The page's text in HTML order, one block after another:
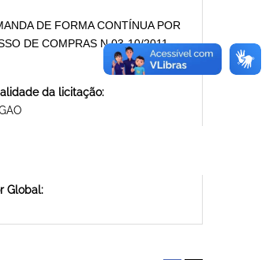
DE FORMA CONTÍNUA POR
DE COMPRAS N 03-10/2011
da licitação:
Global: